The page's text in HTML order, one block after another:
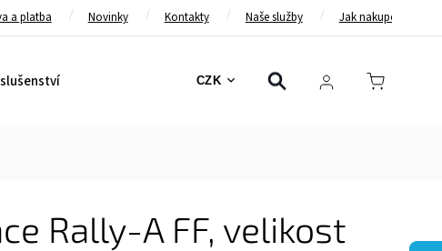
a platba Novinky Kontakty Naše služby Jak nakupovat
CZK
Bezpečnostní pásy Bezpečnostní rámy
Rally-A FF, velikost